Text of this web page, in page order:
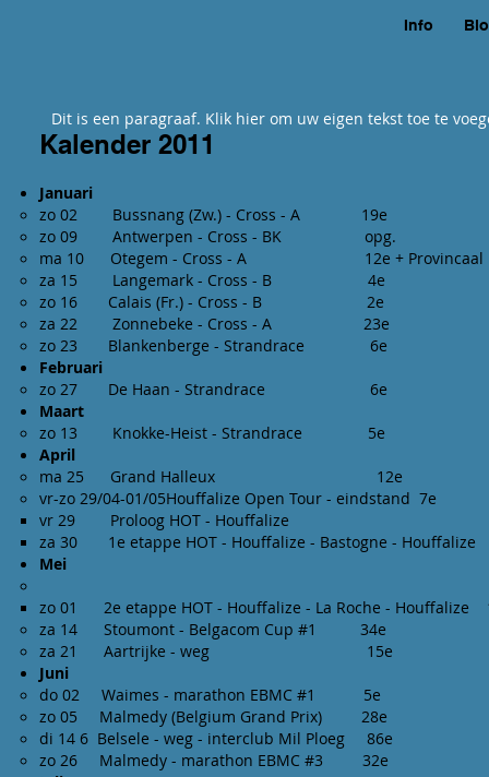
Info
Dit is een paragraaf. Klik hier om uw eigen tekst toe te
Kalender 2011
Januari
zo 02 Bussnang (Zw.) - Cross - A 19e
zo 09 Antwerpen - Cross - BK opg.
ma 10 Otegem - Cross - A 12e + Provincaal
za 15 Langemark - Cross - B 4e
zo 16 Calais (Fr.) - Cross - B 2e
za 22 Zonnebeke - Cross - A 23e
zo 23 Blankenberge - Strandrace 6e
Februari
zo 27 De Haan - Strandrace 6e
Maart
zo 13 Knokke-Heist - Strandrace 5e
April
ma 25 Grand Halleux 12e
vr-zo 29/04-01/05Houffalize Open Tour - eindstand 7e
vr 29 Proloog HOT - Houffalize
za 30 1e etappe HOT - Houffalize - Bastogne -
Mei
zo 01 2e etappe HOT - Houffalize - La Roche - Houffalize
za 14 Stoumont - Belgacom Cup #1 34e
za 21 Aartrijke - weg 15e
Juni
do 02 Waimes - marathon EBMC #1 5e
zo 05 Malmedy (Belgium Grand Prix) 28e
di 14 6 Belsele - weg - interclub Mil Ploeg 86e
zo 26 Malmedy - marathon EBMC #3 32e